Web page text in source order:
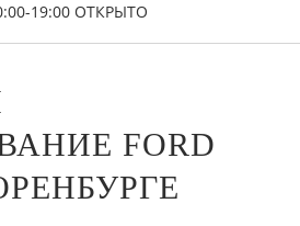
19:00 ОТКРЫТО
FORD